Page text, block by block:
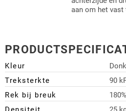
aan om het vast
Kleur
Treksterkte
90
Rek bij breuk